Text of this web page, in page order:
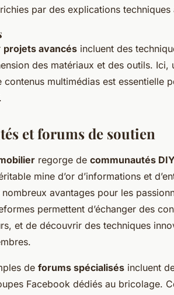
par des explications
projets avancés incluent des
des matériaux et des outils.
contenus multimédias est essentielle
et forums de soutien
regorge de communautés DIY
mine d’or d’informations et
avantages pour les
permettent d’échanger des
et de découvrir des techniques
de forums spécialisés incluent
Facebook dédiés au bricolage.